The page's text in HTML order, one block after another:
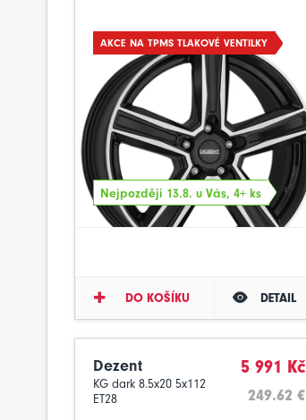
AKCE NA TPMS TLAKOVÉ VENTILKY
Nejpozději 13.8. u Vás, 4+ ks
DO KOŠÍKU DETAIL
Dezent
KG dark 8.5x20 5x112
ET28
5 991 Kč
249.62 €